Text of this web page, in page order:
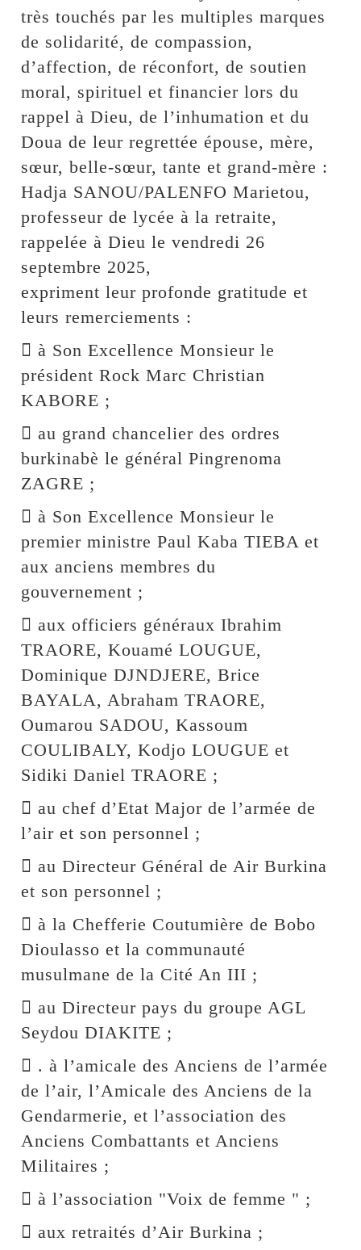
très touchés par les multiples marques
de solidarité, de compassion,
d’affection, de réconfort, de soutien
moral, spirituel et financier lors du
rappel à Dieu, de l’inhumation et du
Doua de leur regrettée épouse, mère,
sœur, belle-sœur, tante et grand-mère :
Hadja SANOU/PALENFO Marietou,
professeur de lycée à la retraite,
rappelée à Dieu le vendredi 26
septembre 2025,
expriment leur profonde gratitude et
leurs remerciements :
 à Son Excellence Monsieur le
président Rock Marc Christian
KABORE ;
 au grand chancelier des ordres
burkinabè le général Pingrenoma
ZAGRE ;
 à Son Excellence Monsieur le
premier ministre Paul Kaba TIEBA et
aux anciens membres du
gouvernement ;
 aux officiers généraux Ibrahim
TRAORE, Kouamé LOUGUE,
Dominique DJNDJERE, Brice
BAYALA, Abraham TRAORE,
Oumarou SADOU, Kassoum
COULIBALY, Kodjo LOUGUE et
Sidiki Daniel TRAORE ;
 au chef d’Etat Major de l’armée de
l’air et son personnel ;
 au Directeur Général de Air Burkina
et son personnel ;
 à la Chefferie Coutumière de Bobo
Dioulasso et la communauté
musulmane de la Cité An III ;
 au Directeur pays du groupe AGL
Seydou DIAKITE ;
 . à l’amicale des Anciens de l’armée
de l’air, l’Amicale des Anciens de la
Gendarmerie, et l’association des
Anciens Combattants et Anciens
Militaires ;
 à l’association "Voix de femme " ;
 aux retraités d’Air Burkina ;